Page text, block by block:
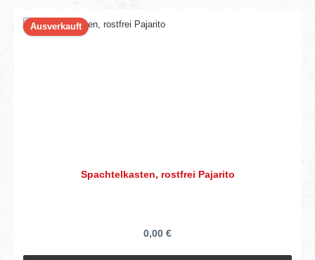
Ausverkauft
Spachtelkasten, rostfrei Pajarito
0,00 €